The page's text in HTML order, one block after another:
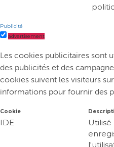
Publicité
advertisement
Les cookies publicitaires sont
des publicités et des
cookies suivent les visiteurs
informations pour fournir des
Cookie
IDE